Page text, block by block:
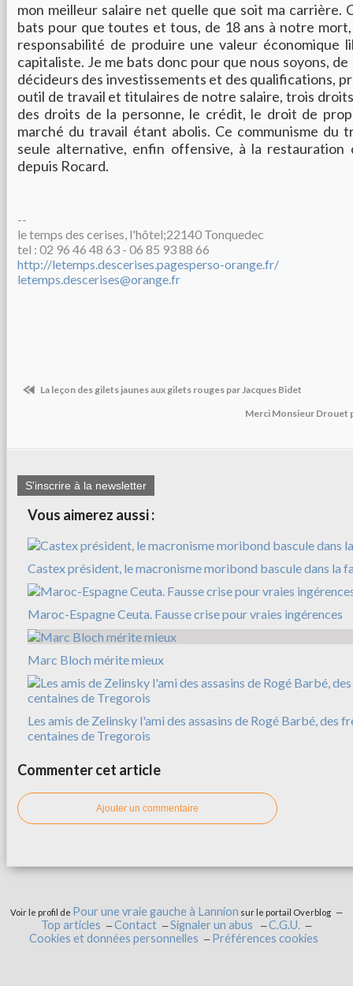
mon meilleur salaire net quelle que soit ma carrière.
bats pour que toutes et tous, de 18 ans à notre
responsabilité de produire une valeur économique
capitaliste. Je me bats donc pour que nous soyons,
décideurs des investissements et des qualifications,
outil de travail et titulaires de notre salaire, trois
des droits de la personne, le crédit, le droit de
marché du travail étant abolis. Ce communisme du
seule alternative, enfin offensive, à la restauration
depuis Rocard.
--
le temps des cerises, l'hôtel;22140 Tonquedec
tel : 02 96 46 48 63 - 06 85 93 88 66
http://letemps.descerises.pagesperso-orange.fr/
letemps.descerises@orange.fr
La leçon des gilets jaunes aux gilets rouges par Jacques Bidet
Merci Monsieur Drouet
S'inscrire à la newsletter
Vous aimerez aussi :
Castex président, le macronisme moribond bascule dans la
Maroc-Espagne Ceuta. Fausse crise pour vraies ingérences
Marc Bloch mérite mieux
Les amis de Zelinsky l'ami des assasins de Rogé Barbé, des
centaines de Tregorois
Commenter cet article
Ajouter un commentaire
Voir le profil de Pour une vraie gauche à Lannion sur le portail Overblog
Top articles Contact Signaler un abus
C.G.U.
Cookies et données personnelles
Préférences cookies